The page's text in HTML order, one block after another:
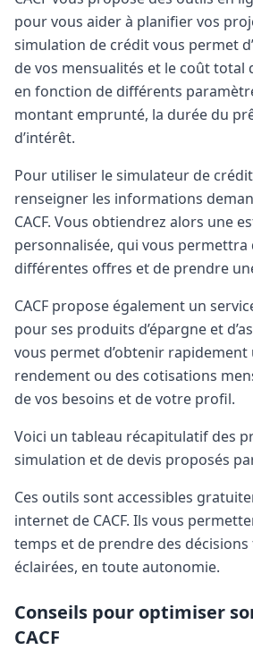
pour vous aider à planifier vos
simulation de crédit vous permet
de vos mensualités et le coût total
en fonction de différents
montant emprunté, la durée du
d’intérêt.
Pour utiliser le simulateur de
renseigner les informations
CACF. Vous obtiendrez alors une
personnalisée, qui vous
différentes offres et de prendre
CACF propose également un
pour ses produits d’épargne et
vous permet d’obtenir
rendement ou des cotisations
de vos besoins et de votre profil.
Voici un tableau récapitulatif des
simulation et de devis proposés par
Ces outils sont accessibles
internet de CACF. Ils vous
temps et de prendre des
éclairées, en toute autonomie.
Conseils pour optimiser
CACF